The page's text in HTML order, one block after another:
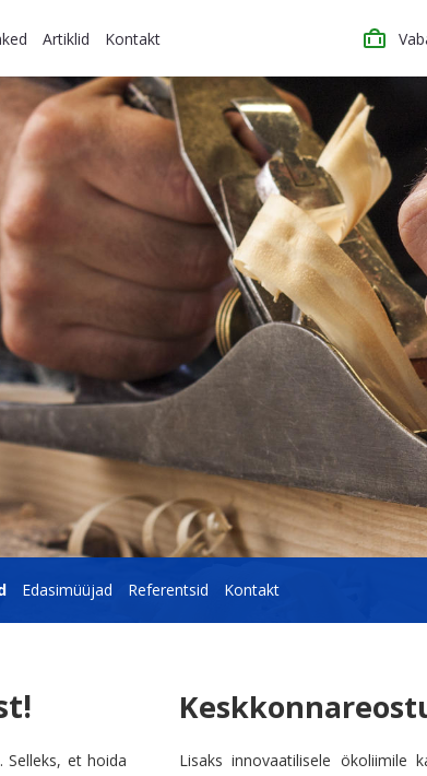
Artiklid Kontakt
Edasimüüjad Referentsid Kontakt
et hoida
Lisaks innovaatilisele ökoliimile